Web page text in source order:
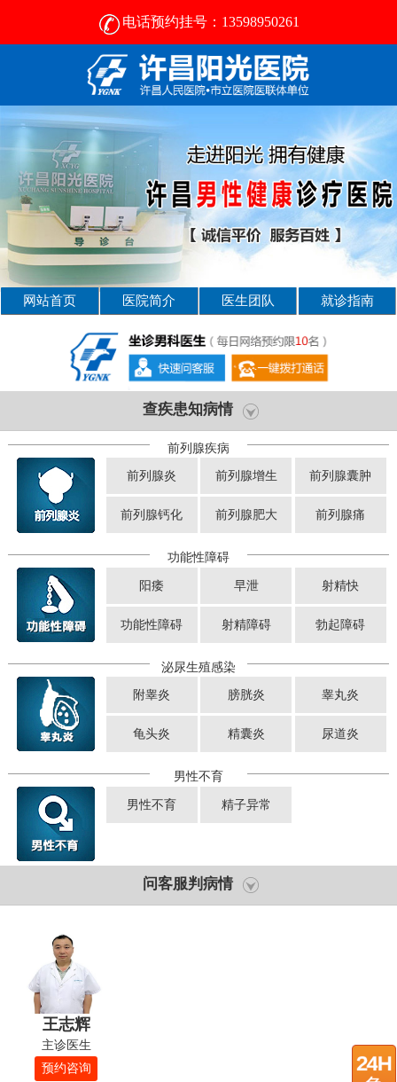
电话预约挂号：13598950261
许昌比较好的男性医院-2024正规男科医院排名-许昌阳光医院
网站首页 医院简介 医生团队 就诊指南
查疾患知病情
前列腺疾病
前列腺炎 前列腺增生 前列腺囊肿
前列腺钙化 前列腺肥大 前列腺痛
功能性障碍
阳痿 早泄 射精快
功能性障碍 射精障碍 勃起障碍
泌尿生殖感染
附睾炎 膀胱炎 睾丸炎
龟头炎 精囊炎 尿道炎
男性不育
男性不育 精子异常
问客服判病情
王志辉
主诊医生
预约咨询